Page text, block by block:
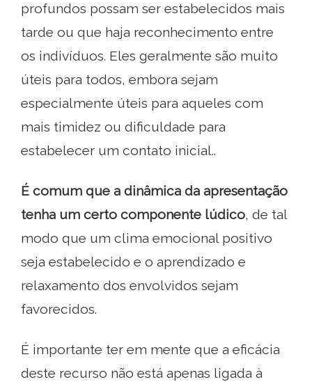
profundos possam ser estabelecidos mais
tarde ou que haja reconhecimento entre
os indivíduos. Eles geralmente são muito
úteis para todos, embora sejam
especialmente úteis para aqueles com
mais timidez ou dificuldade para
estabelecer um contato inicial..
É comum que a dinâmica da apresentação
tenha um certo componente lúdico, de tal
modo que um clima emocional positivo
seja estabelecido e o aprendizado e
relaxamento dos envolvidos sejam
favorecidos.
É importante ter em mente que a eficácia
deste recurso não está apenas ligada à